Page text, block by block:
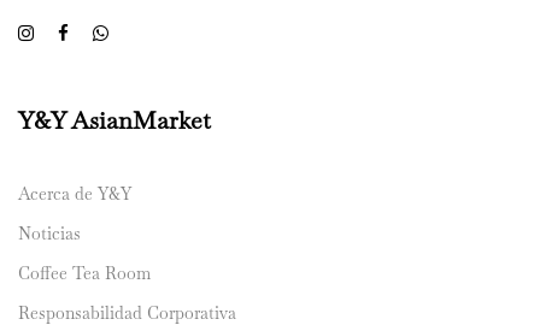
Y&Y AsianMarket
Acerca de Y&Y
Noticias
Coffee Tea Room
Responsabilidad Corporativa